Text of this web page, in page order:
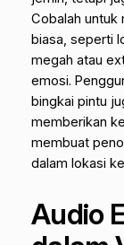
Cobalah untuk
biasa, seperti
megah atau
emosi.
bingkai pintu
memberikan
membuat
dalam lokasi
Audio